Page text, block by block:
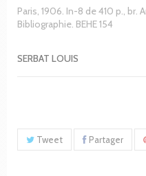
Paris, 1906. In-8 de 410 p., br.
Bibliographie. BEHE 154
SERBAT LOUIS
Tweet Partager